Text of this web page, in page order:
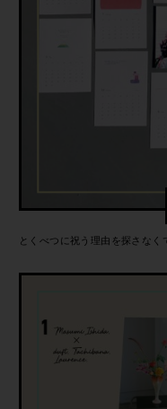
とくべつに祝う理由を探さなく